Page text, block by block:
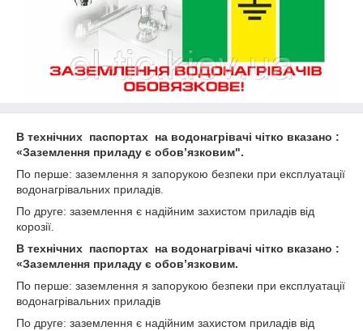
В технічних паспортах на водонагрівачі чітко вказано :
«Заземлення приладу є обов’язковим".
По перше: заземлення я запорукою безпеки при експлуатації
водонагрівальних приладів.
По друге: заземлення є надійним захистом приладів від
корозії.
В технічних паспортах на водонагрівачі чітко вказано :
«Заземлення приладу є обов’язковим.
По перше: заземлення я запорукою безпеки при експлуатації
водонагрівальних приладів
По друге: заземлення є надійним захистом приладів від